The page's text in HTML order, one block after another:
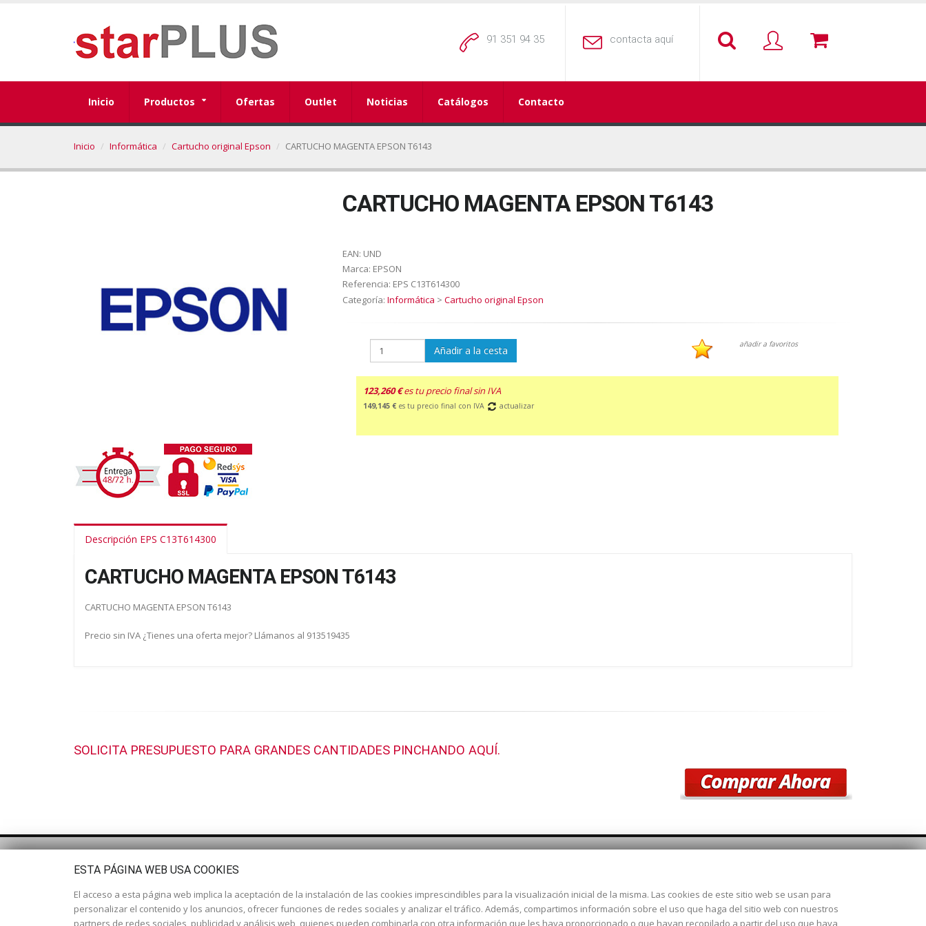
91 351 94 35 contacta aquí
Inicio Productos Ofertas Outlet Noticias Catálogos Contacto
Inicio Informática Cartucho original Epson CARTUCHO MAGENTA EPSON T6143
CARTUCHO MAGENTA EPSON T6143
EAN: UND
Marca: EPSON
Referencia: EPS C13T614300
Categoría: Informática > Cartucho original Epson
Añadir a la cesta añadir a favoritos
123,260 € es tu precio final sin IVA
149,145 € es tu precio final con IVA actualizar
Descripción EPS C13T614300
CARTUCHO MAGENTA EPSON T6143
CARTUCHO MAGENTA EPSON T6143
Precio sin IVA ¿Tienes una oferta mejor? Llámanos al 913519435
SOLICITA PRESUPUESTO PARA GRANDES CANTIDADES PINCHANDO AQUÍ.
Dirección:c/ Cercedilla nº 14, 28925
Alcorcón
ESTA PÁGINA WEB USA COOKIES
El acceso a esta página web implica la aceptación de la instalación de las cookies imprescindibles para la visualización inicial de la misma. Las cookies de este sitio web se usan para
personalizar el contenido y los anuncios, ofrecer funciones de redes sociales y analizar el tráfico. Además, compartimos información sobre el uso que haga del sitio web con nuestros
partners de redes sociales, publicidad y análisis web, quienes pueden combinarla con otra información que les haya proporcionado o que hayan recopilado a partir del uso que haya